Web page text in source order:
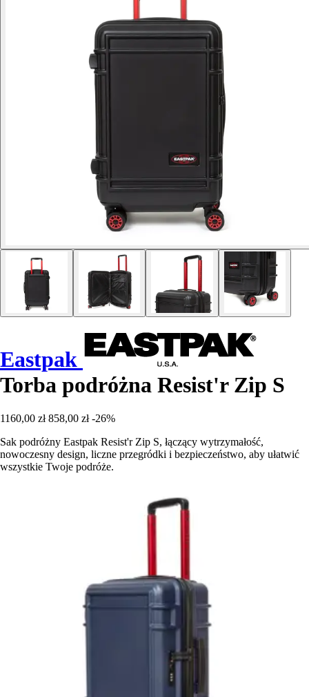
Eastpak
Torba podróżna Resist'r Zip S
1160,00 zł 858,00 zł -26%
Sak podróżny Eastpak Resist'r Zip S, łączący wytrzymałość,
nowoczesny design, liczne przegródki i bezpieczeństwo, aby ułatwić
wszystkie Twoje podróże.